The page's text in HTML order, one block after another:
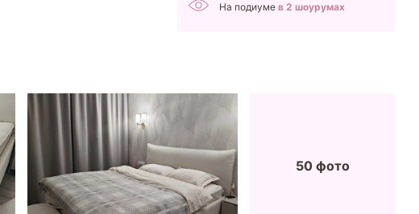
На подиуме в 2 шоурумах
50 фото